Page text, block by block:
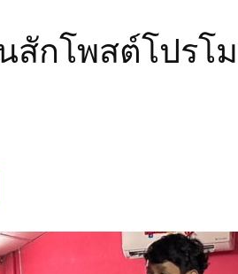
กโพสต์โปรโ